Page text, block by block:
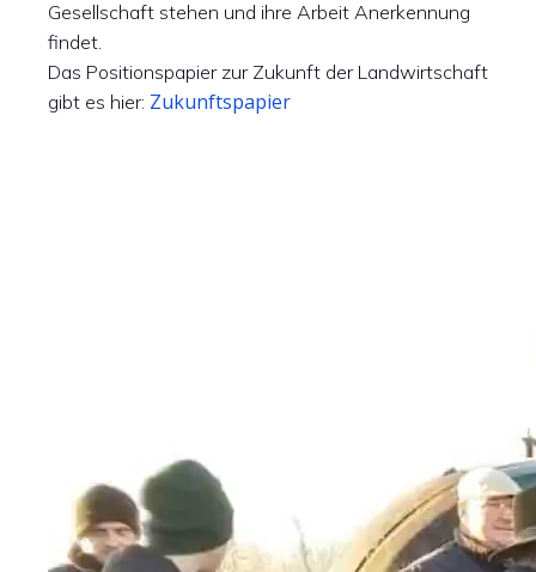
Gesellschaft stehen und ihre Arbeit Anerkennung
findet.
Das Positionspapier zur Zukunft der Landwirtschaft
gibt es hier: Zukunftspapier